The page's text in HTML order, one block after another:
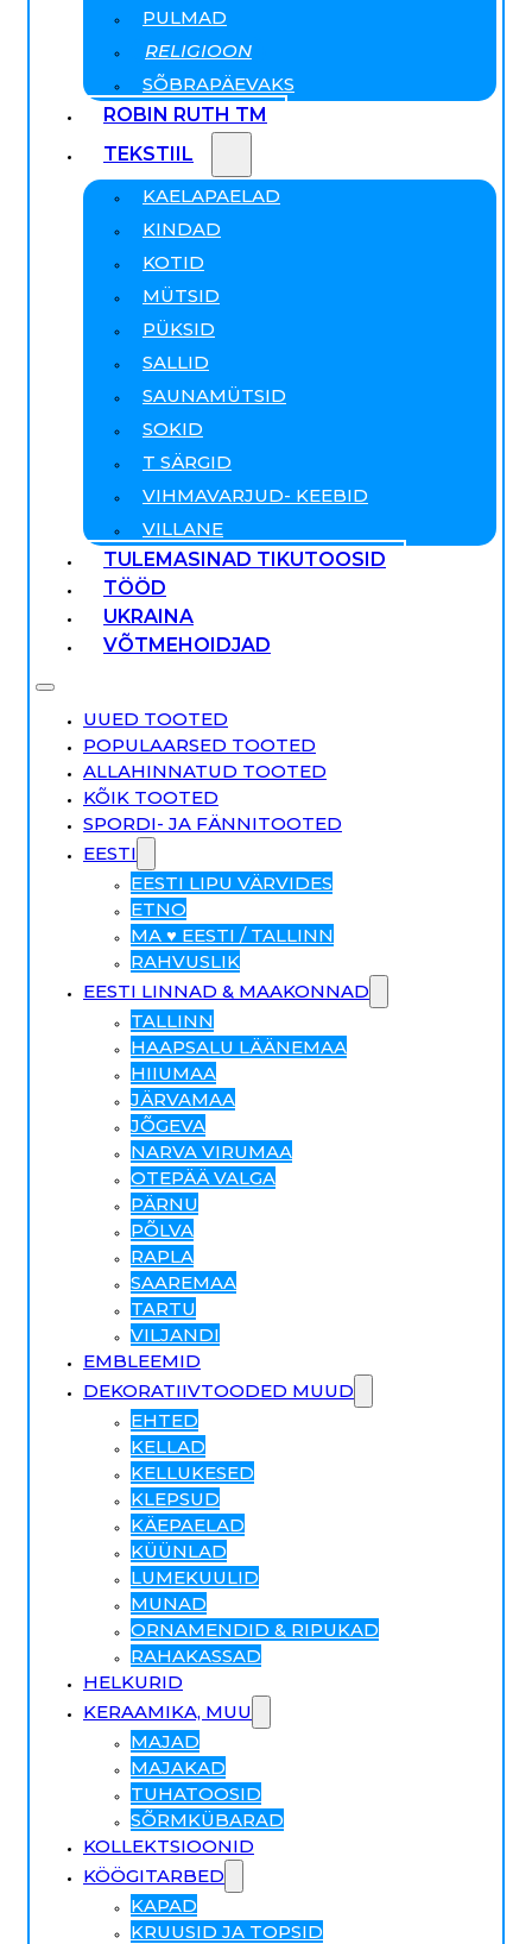
PULMAD
RELIGIOON
SÕBRAPÄEVAKS
ROBIN RUTH TM
TEKSTIIL
KAELAPAELAD
KINDAD
KOTID
MÜTSID
PÜKSID
SALLID
SAUNAMÜTSID
SOKID
T SÄRGID
VIHMAVARJUD- KEEBID
VILLANE
TULEMASINAD TIKUTOOSID
TÖÖD
UKRAINA
VÕTMEHOIDJAD
UUED TOOTED
POPULAARSED TOOTED
ALLAHINNATUD TOOTED
KÕIK TOOTED
SPORDI- JA FÄNNITOOTED
EESTI
EESTI LIPU VÄRVIDES
ETNO
MA ♥ EESTI / TALLINN
RAHVUSLIK
EESTI LINNAD & MAAKONNAD
TALLINN
HAAPSALU LÄÄNEMAA
HIIUMAA
JÄRVAMAA
JÕGEVA
NARVA VIRUMAA
OTEPÄÄ VALGA
PÄRNU
PÕLVA
RAPLA
SAAREMAA
TARTU
VILJANDI
EMBLEEMID
DEKORATIIVTOODED MUUD
EHTED
KELLAD
KELLUKESED
KLEPSUD
KÄEPAELAD
KÜÜNLAD
LUMEKUULID
MUNAD
ORNAMENDID & RIPUKAD
RAHAKASSAD
HELKURID
KERAAMIKA, MUU
MAJAD
MAJAKAD
TUHATOOSID
SÕRMKÜBARAD
KOLLEKTSIOONID
KÖÖGITARBED
KAPAD
KRUUSID JA TOPSID